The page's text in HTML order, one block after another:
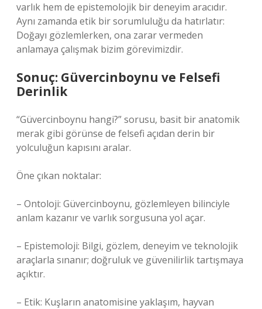
varlık hem de epistemolojik bir deneyim aracıdır.
Aynı zamanda etik bir sorumluluğu da hatırlatır:
Doğayı gözlemlerken, ona zarar vermeden
anlamaya çalışmak bizim görevimizdir.
Sonuç: Güvercinboynu ve Felsefi
Derinlik
“Güvercinboynu hangi?” sorusu, basit bir anatomik
merak gibi görünse de felsefi açıdan derin bir
yolculuğun kapısını aralar.
Öne çıkan noktalar:
– Ontoloji: Güvercinboynu, gözlemleyen bilinciyle
anlam kazanır ve varlık sorgusuna yol açar.
– Epistemoloji: Bilgi, gözlem, deneyim ve teknolojik
araçlarla sınanır; doğruluk ve güvenilirlik tartışmaya
açıktır.
– Etik: Kuşların anatomisine yaklaşım, hayvan